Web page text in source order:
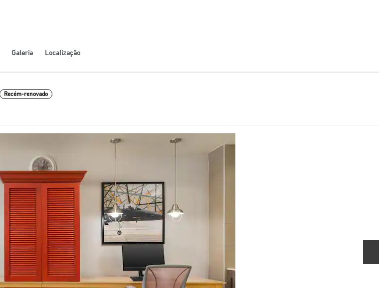
Galeria Localização
Recém-renovado